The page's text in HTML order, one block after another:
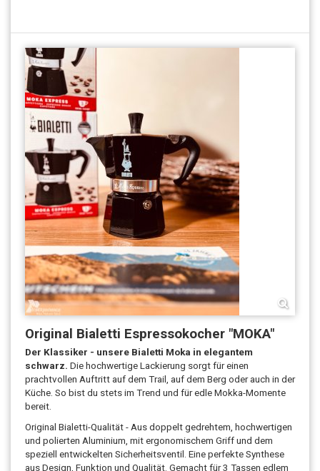
Original Bialetti Espressokocher "MOKA"
Der Klassiker - unsere Bialetti Moka in elegantem
schwarz. Die hochwertige Lackierung sorgt für einen
prachtvollen Auftritt auf dem Trail, auf dem Berg oder auch in der
Küche. So bist du stets im Trend und für edle Mokka-Momente
bereit.
Original Bialetti-Qualität - Aus doppelt gedrehtem, hochwertigen
und polierten Aluminium, mit ergonomischem Griff und dem
speziell entwickelten Sicherheitsventil. Eine perfekte Synthese
aus Design, Funktion und Qualität. Gemacht für 3 Tassen edlem